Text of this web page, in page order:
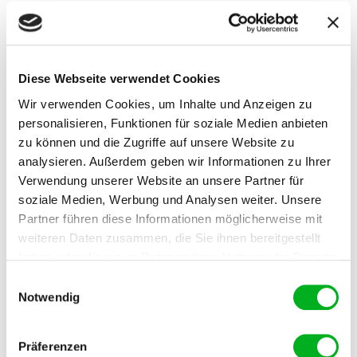
Diese Webseite verwendet Cookies
Wir verwenden Cookies, um Inhalte und Anzeigen zu
personalisieren, Funktionen für soziale Medien anbieten
zu können und die Zugriffe auf unsere Website zu
analysieren. Außerdem geben wir Informationen zu Ihrer
Verwendung unserer Website an unsere Partner für
soziale Medien, Werbung und Analysen weiter. Unsere
Partner führen diese Informationen möglicherweise mit
weiteren Daten zusammen, die Sie ihnen bereitgestellt
Cookies werden Ihre personenbezogenen Daten in
Notwendig
Präferenzen
Garten, Gemüse, Kübel,
Rabatten
sizes Packgrössen 1 L
dosing Dosierung 1-2 %
season Saison Frühling, Sommer, Herbst
product Produkt Biorga
Anwendung
danach Manna Bio Pflanzennahrung zufügen und gut